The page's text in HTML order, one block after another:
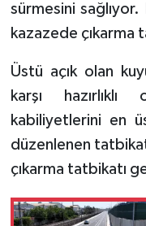
sürmesini
kazazede çıkarma
Üstü açık olan
karşı
kabiliyetlerini en
düzenlenen
çıkarma tatbikatı